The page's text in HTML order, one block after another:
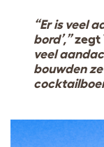
“Er is veel
bord’,”zegt
veel
bouwden